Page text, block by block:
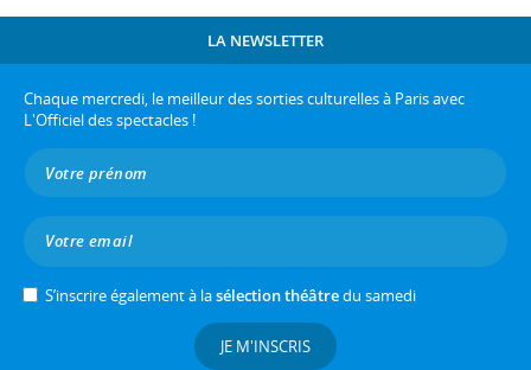
LA NEWSLETTER
Chaque mercredi, le meilleur des sorties culturelles à Paris avec
L'Officiel des spectacles !
S’inscrire également à lasélection théâtredu samedi
JE M'INSCRIS